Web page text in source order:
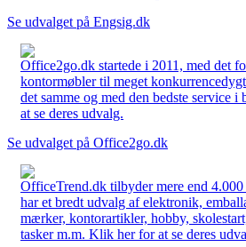
Se udvalget på Engsig.dk
Office2go.dk startede i 2011, med det
kontormøbler til meget
det samme og med den bedste service
at se deres udvalg.
Se udvalget på Office2go.dk
OfficeTrend.dk tilbyder mere end
har et bredt udvalg af elektronik,
mærker, kontorartikler, hobby,
tasker m.m. Klik her for at se deres